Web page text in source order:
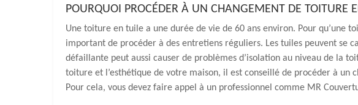
POURQUOI PROCÉDER À UN CHANGEMENT DE TOITURE
Une toiture en tuile a une durée de vie de 60 ans environ. Pour qu’une
important de procéder à des entretiens réguliers. Les tuiles peuvent se
défaillante peut aussi causer de problèmes d’isolation au niveau de la
toiture et l’esthétique de votre maison, il est conseillé de procéder à un
Pour cela, vous devez faire appel à un professionnel comme MR